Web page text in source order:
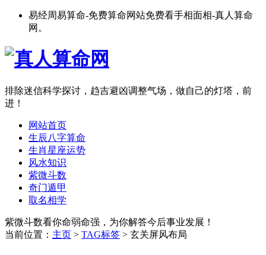
易经周易算命-免费算命网站免费看手相面相-真人算命
网。
排除迷信科学探讨，趋吉避凶调整气场，做自己的灯塔，前
进！
网站首页
生辰八字算命
生肖星座运势
风水知识
紫微斗数
奇门遁甲
取名相学
紫微斗数看你命弱命强，为你解答今后事业发展！
当前位置： 主页 > TAG标签 > 玄关屏风布局